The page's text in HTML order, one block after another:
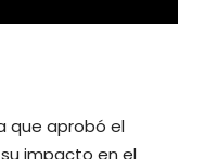
que aprobó el
impacto en el